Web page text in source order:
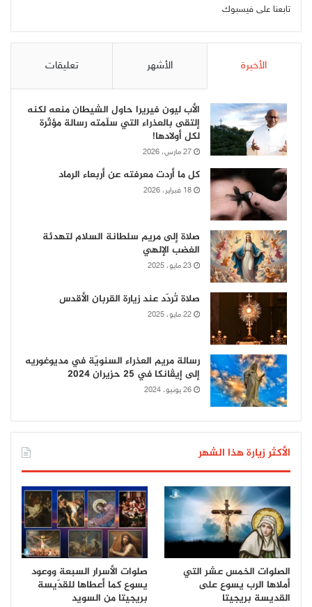
تابعنا على فيسبوك
الأخيرة الأشهر تعليقات
الأب ليون فيريرا حاول الشيطان منعه لكنه
إلتقى بالعذراء التي سلّمته رسالة مؤثّرة
لكل أولادها!
27 مارس، 2026
كل ما أردت معرفته عن أربعاء الرماد
18 فبراير، 2026
صلاة إلى مريم سلطانة السلام لتهدئة
الغضب الإلهي
23 مايو، 2025
صلاة تُردّد عند زيارة القربان الأقدس
22 مايو، 2025
رسالة مريم العذراء السنويّة في مديوغوريه
إلى إيڤانكا في 25 حزيران 2024
26 يونيو، 2024
الأكثر زيارة هذا الشهر
الصلوات الخمس عشر التي
أملاها الرب يسوع على
القديسة بريجيتا
صلوات الأسرار السبعة ووعود
يسوع كما أعطاها للقدّيسة
بريجيتا من السويد